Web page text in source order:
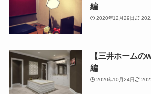
編
2020年12月29日
【三井ホームの
編
2020年10月24日